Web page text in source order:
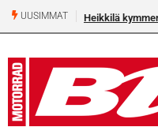
UUSIMMAT Heikkilä